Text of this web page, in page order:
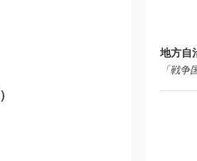
地方自
「戦